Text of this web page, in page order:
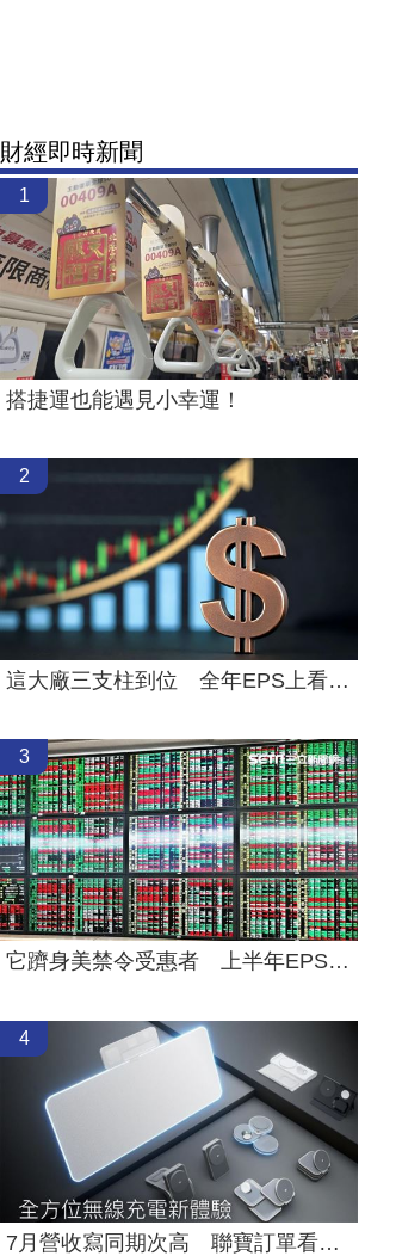
財經即時新聞
1
搭捷運也能遇見小幸運！
2
這大廠三支柱到位 全年EPS上看5.68元
3
它躋身美禁令受惠者 上半年EPS衝2.58元
4
7月營收寫同期次高 聯寶訂單看到2027年